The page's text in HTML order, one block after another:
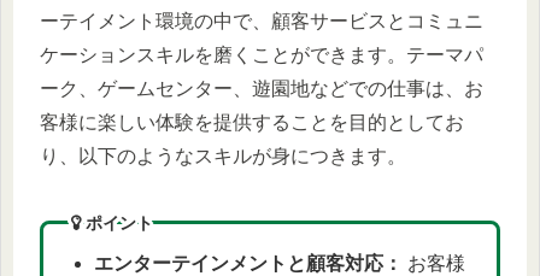
ーテイメント環境の中で、顧客サービスとコミュニ
ケーションスキルを磨くことができます。テーマパ
ーク、ゲームセンター、遊園地などでの仕事は、お
客様に楽しい体験を提供することを目的としてお
り、以下のようなスキルが身につきます。
ポイント
エンターテインメントと顧客対応：
お客様